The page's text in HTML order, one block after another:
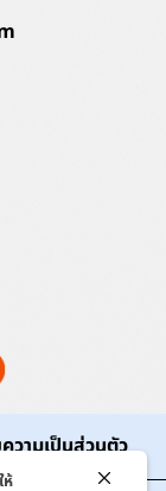
วามเป็นส่วนตัว
ห้